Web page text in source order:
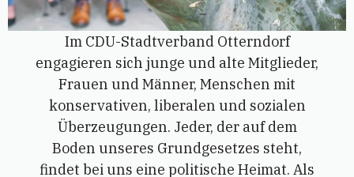
Im CDU-Stadtverband Otterndorf
engagieren sich junge und alte Mitglieder,
Frauen und Männer, Menschen mit
konservativen, liberalen und sozialen
Überzeugungen. Jeder, der auf dem
Boden unseres Grundgesetzes steht,
findet bei uns eine politische Heimat. Als